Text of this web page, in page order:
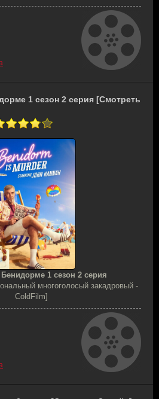
1 сезон 2 серия [Смотреть
1 сезон 2 серия
многоголосый закадровый -
ColdFilm]